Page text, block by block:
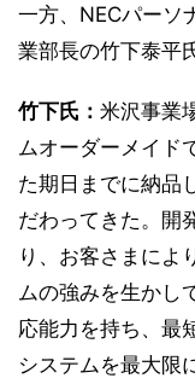
一方、NECパーソ
業部長の竹下泰平
竹下氏： 米沢事業
ムオーダーメイド
た期日までに納品
だわってきた。開
り、お客さまによ
ムの強みを生かし
応能力を持ち、最
システムを最大限